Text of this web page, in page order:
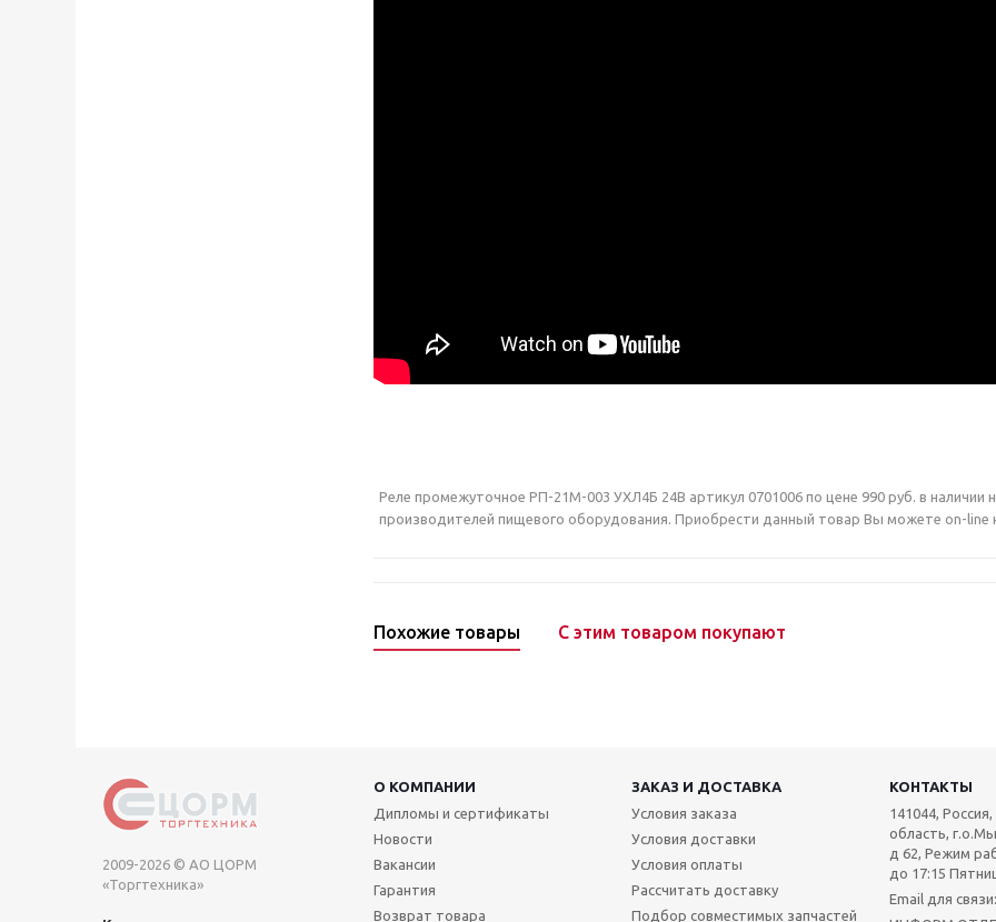
Реле промежуточное РП-21М-003 УХЛ4Б 24В артикул 0701006 по цене 990 руб. в
производителей пищевого оборудования. Приобрести данный товар Вы можете on-line
Похожие товары С этим товаром покупают
2009-2026 © АО ЦОРМ
«Торгтехника»
О КОМПАНИИ ЗАКАЗ И ДОСТАВКА
КОНТАКТЫ
Дипломы и сертификаты
Новости
Вакансии
Гарантия
Возврат товара
Условия заказа
Условия доставки
Условия оплаты
Рассчитать доставку
Подбор совместимых запчастей
141044,
область,
д 62, Режим
до 17:15
Email для